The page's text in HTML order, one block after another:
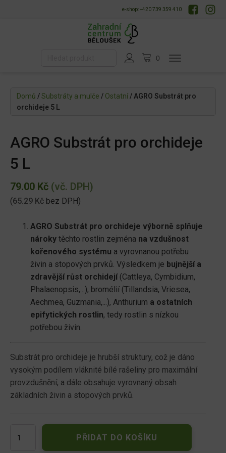
e-shop: +420 739 359 410
Domů /Substráty a mulče / Ostatní/ AGRO Substrát pro
orchideje 5 L
AGRO Substrát pro orchideje
5 L
79.00 Kč (vč. DPH)
(65.29 Kč bez DPH)
AGRO Substrát pro orchideje výborně splňuje
nároky těchto rostlin zejména na vzdušnost
kořenového systému a vyrovnanou potřebu
živin a stopových prvků. Výsledkem je bujnější a
zdravější růst orchidejí(Cattleya, Cymbidium,
Phalaenopsis,...), bromélií (Tillandsia, Vriesea,
Aechmea, Guzmania,...), Anthurium a ostatních
epifytických rostlin, tedy rostlin s nízkou
potřebou živin.
Substrát pro orchideje je hrubší struktury, což je dáno
vysokým podílem vláknité bílé rašeliny pro maximální
provzdušnění, a dále obsahuje vyrovnaný obsah
základních živin a stopových prvků.
Substrát
PŘIDAT DO KOŠÍKU